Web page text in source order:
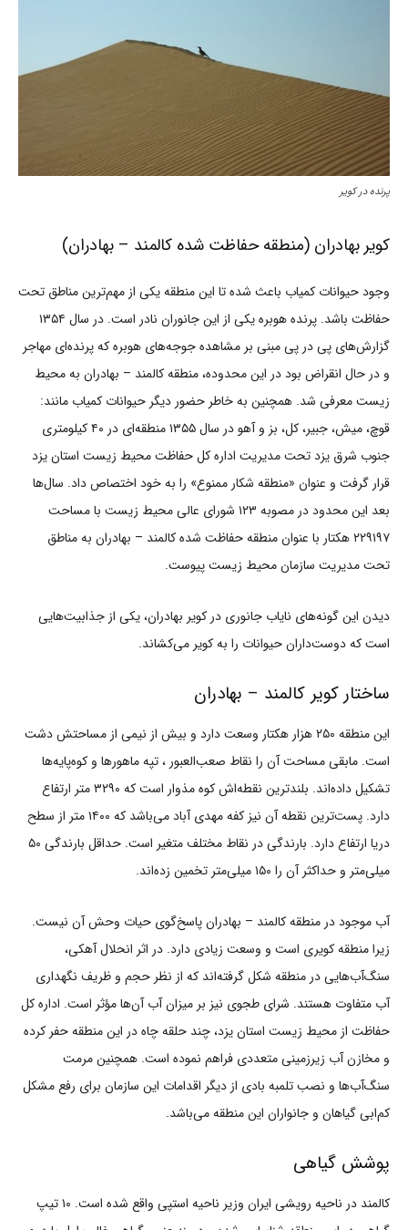
پرنده در کویر
کویر بهادران (منطقه حفاظت شده کالمند – بهادران)
وجود حیوانات کمیاب باعث شده تا این منطقه یکی از مهم‌ترین مناطق تحت
حفاظت باشد. پرنده هوبره یکی از این جانوران نادر است. در سال ۱۳۵۴
گزارش‌های پی در پی مبنی بر مشاهده جوجه‌های هوبره که پرنده‌ای مهاجر
و در حال انقراض بود در این محدوده، منطقه کالمند – بهادران به محیط
زیست معرفی شد. همچنین به خاطر حضور دیگر حیوانات کمیاب مانند:
قوچ، میش، جبیر، کل، بز و آهو در سال ۱۳۵۵ منطقه‌ای در ۴۰ کیلومتری
جنوب شرق یزد تحت مدیریت اداره کل حفاظت محیط زیست استان یزد
قرار گرفت و عنوان «منطقه شکار ممنوع» را به خود اختصاص داد. سال‌ها
بعد این محدود در مصوبه ۱۲۳ شورای عالی محیط زیست با مساحت
۲۲۹۱۹۷ هکتار با عنوان منطقه حفاظت شده کالمند – بهادران به مناطق
تحت مدیریت سازمان محیط زیست پیوست.
دیدن این گونه‌های نایاب جانوری در کویر بهادران، یکی از جذابیت‌هایی
است که دوست‌داران حیوانات را به کویر می‌کشاند.
ساختار کویر کالمند – بهادران
این منطقه ۲۵۰ هزار هکتار وسعت دارد و بیش از نیمی از مساحتش دشت
است. مابقی مساحت آن را نقاط صعب‌العبور ، تپه ماهورها و کوه‌پایه‌ها
تشکیل داده‌اند. بلندترین نقطه‌اش کوه مذوار است که ۳۲۹۰ متر ارتفاع
دارد. پست‌ترین نقطه آن نیز کفه مهدی آباد می‌باشد که ۱۴۰۰ متر از سطح
دریا ارتفاع دارد. بارندگی در نقاط مختلف متغیر است. حداقل بارندگی ۵۰
میلی‌متر و حداکثر آن را ۱۵۰ میلی‌متر تخمین زده‌اند.
آب موجود در منطقه کالمند – بهادران پاسخ‌گوی حیات وحش آن نیست.
زیرا منطقه کویری است و وسعت زیادی دارد. در اثر انحلال آهکی،
سنگ‌آب‌هایی در منطقه شکل گرفته‌اند که از نظر حجم و ظریف نگهداری
آب متفاوت هستند. شرای طجوی نیز بر میزان آب آن‌ها مؤثر است. اداره کل
حفاظت از محیط زیست استان یزد، چند حلقه چاه در این منطقه حفر کرده
و مخازن آب زیرزمینی متعددی فراهم نموده است. همچنین مرمت
سنگ‌آب‌ها و نصب تلمبه بادی از دیگر اقدامات این سازمان برای رفع مشکل
کم‌ابی گیاهان و جانواران این منطقه می‌باشد.
پوشش گیاهی
کالمند در ناحیه رویشی ایران وزیر ناحیه استپی واقع شده است. ۱۰ تیپ